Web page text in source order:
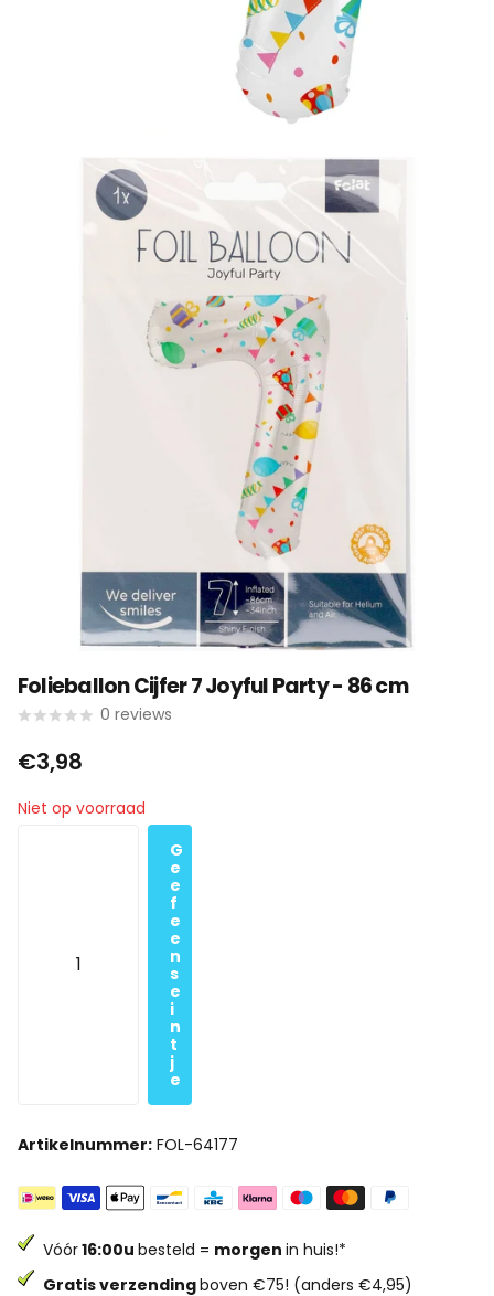
Folieballon Cijfer 7 Joyful Party - 86 cm
0 reviews
€3,98
Niet op voorraad
G
e
e
f
e
e
n
s
e
i
n
t
j
e
Artikelnummer: FOL-64177
Vóór16:00u besteld = morgen in huis!*
Gratis verzendingboven €75! (anders €4,95)